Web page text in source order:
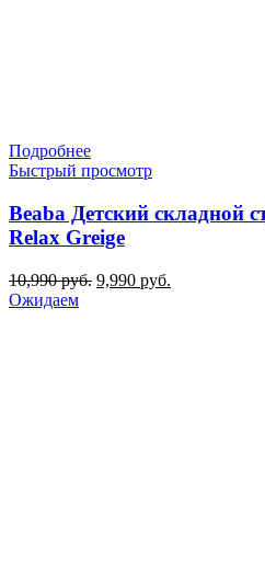
Подробнее
Быстрый просмотр
Beaba Детский складной
Relax Greige
10,990руб. Первоначальная
9,990 руб.
Ожидаем